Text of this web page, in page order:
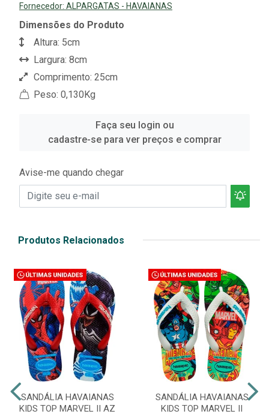
Fornecedor: ALPARGATAS - HAVAIANAS
Dimensões do Produto
Altura: 5cm
Largura: 8cm
Comprimento: 25cm
Peso: 0,130Kg
Faça seu login ou
cadastre-se para ver preços e comprar
Avise-me quando chegar
Produtos Relacionados
SANDÁLIA HAVAIANAS
KIDS TOP MARVEL II AZ
SANDÁLIA HAVAIANAS
KIDS TOP MARVEL II